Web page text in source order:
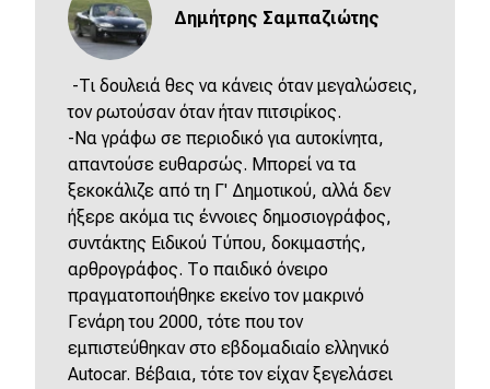
Δημήτρης Σαμπαζιώτης
-Τι δουλειά θες να κάνεις όταν μεγαλώσεις,
τον ρωτούσαν όταν ήταν πιτσιρίκος.
-Να γράφω σε περιοδικό για αυτοκίνητα,
απαντούσε ευθαρσώς. Μπορεί να τα
ξεκοκάλιζε από τη Γ' Δημοτικού, αλλά δεν
ήξερε ακόμα τις έννοιες δημοσιογράφος,
συντάκτης Ειδικού Τύπου, δοκιμαστής,
αρθρογράφος. Το παιδικό όνειρο
πραγματοποιήθηκε εκείνο τον μακρινό
Γενάρη του 2000, τότε που τον
εμπιστεύθηκαν στο εβδομαδιαίο ελληνικό
Autocar. Βέβαια, τότε τον είχαν ξεγελάσει